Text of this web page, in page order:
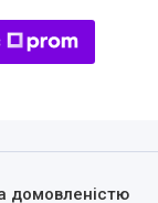
домовленістю